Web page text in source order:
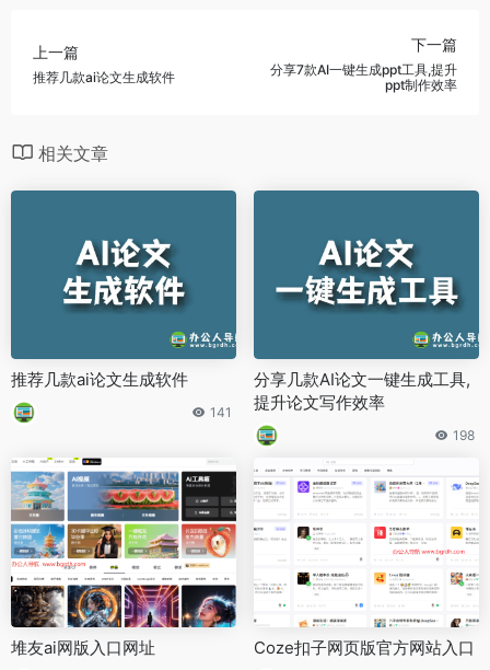
上一篇
推荐几款ai论文生成软件
下一篇
分享7款AI一键生成ppt工具,提升
ppt制作效率
相关文章
推荐几款ai论文生成软件
141
分享几款AI论文一键生成工具,
提升论文写作效率
198
堆友ai网版入口网址 Coze扣子网页版官方网站入口